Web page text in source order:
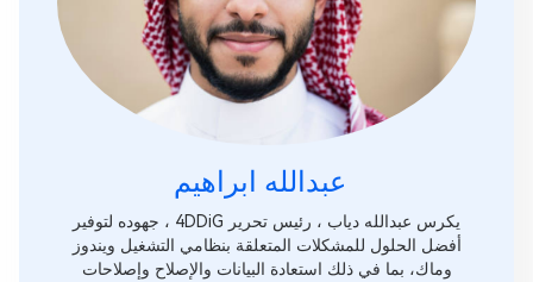
عبدالله ابراهيم‎
يكرس عبدالله دياب ، رئيس تحرير 4DDiG ، جهوده لتوفير
أفضل الحلول للمشكلات المتعلقة بنظامي التشغيل ويندوز
وماك، بما في ذلك استعادة البيانات والإصلاح وإصلاحات